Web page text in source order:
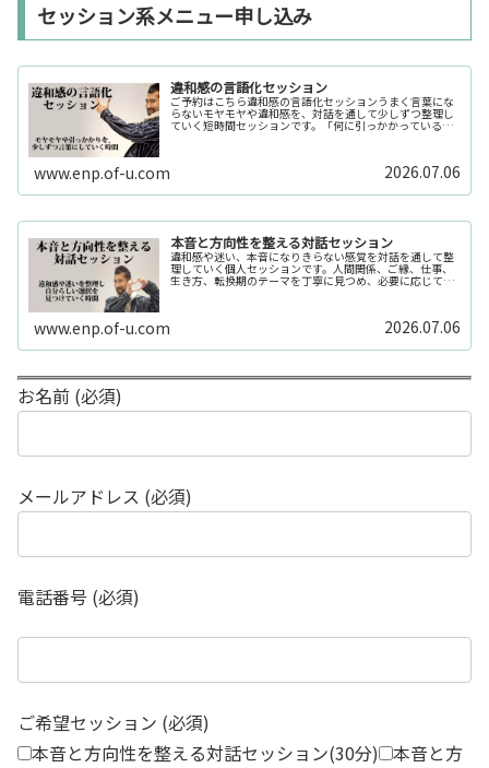
セッション系メニュー申し込み
違和感の言語化セッション
ご予約はこちら違和感の言語化セッションうまく言葉にな
らないモヤモヤや違和感を、対話を通して少しずつ整理し
ていく短時間セッションです。「何に引っかかっているの
www.enp.of-u.com 2026.07.06
本音と方向性を整える対話セッション
違和感や迷い、本音になりきらない感覚を対話を通して整
理していく個人セッションです。人間関係、ご縁、仕事、
生き方、転換期のテーマを丁寧に見つめ、必要に応じてカ
www.enp.of-u.com 2026.07.06
お名前 (必須)
メールアドレス (必須)
電話番号 (必須)
ご希望セッション (必須)
本音と方向性を整える対話セッション(30分) 本音と方